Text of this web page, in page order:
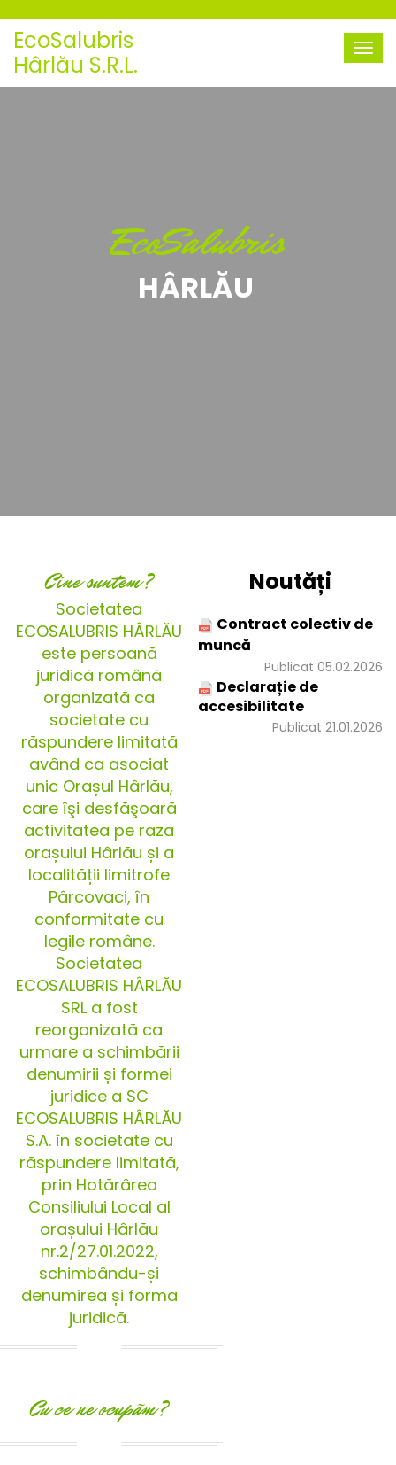
EcoSalubris
Hârlău S.R.L.
EcoSalubris
HÂRLĂU
Cine suntem?
Societatea
ECOSALUBRIS HÂRLĂU
este persoană
juridică română
organizată ca
societate cu
răspundere limitată
având ca asociat
unic Orașul Hârlău,
care îşi desfăşoară
activitatea pe raza
orașului Hârlău și a
localității limitrofe
Pârcovaci, în
conformitate cu
legile române.
Societatea
ECOSALUBRIS HÂRLĂU
SRL a fost
reorganizată ca
urmare a schimbării
denumirii și formei
juridice a SC
ECOSALUBRIS HÂRLĂU
S.A. în societate cu
răspundere limitată,
prin Hotărârea
Consiliului Local al
orașului Hârlău
nr.2/27.01.2022,
schimbându-și
denumirea și forma
juridică.
Cu ce ne ocupãm?
Noutăți
Contract colectiv de
muncă
Publicat 05.02.2026
Declarație de
accesibilitate
Publicat 21.01.2026